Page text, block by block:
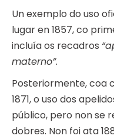
Un exemplo do uso
lugar en 1857, co
incluía os recadros
materno”.
Posteriormente, coa
1871, o uso dos
público, pero non se
dobres. Non foi ata